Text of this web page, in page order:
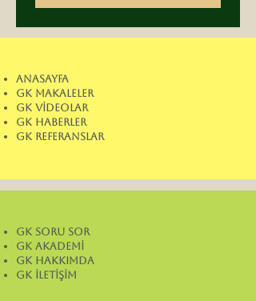
ANASAYFA
GK MAKALELER
GK VİDEOLAR
GK HABERLER
GK REFERANSLAR
GK SORU SOR
GK AKADEMİ
GK HAKKIMDA
GK İLETİŞİM